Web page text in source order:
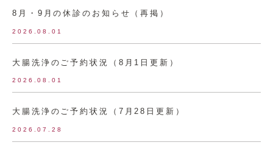
8月・9月の休診のお知らせ（再掲）
2026.08.01
大腸洗浄のご予約状況（8月1日更新）
2026.08.01
大腸洗浄のご予約状況（7月28日更新）
2026.07.28